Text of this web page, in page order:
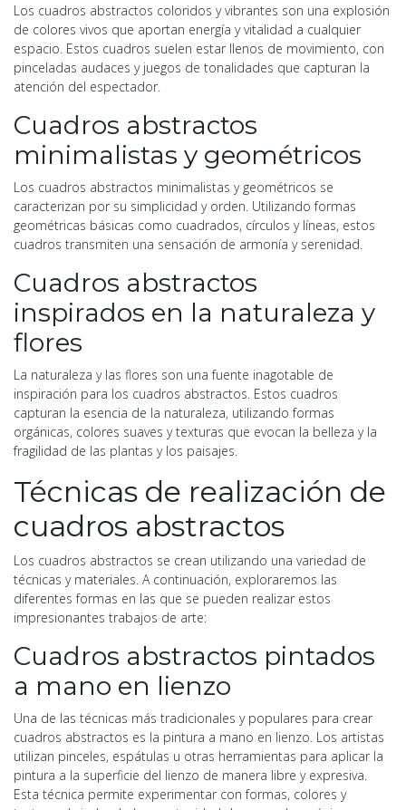
Los cuadros abstractos coloridos y vibrantes son una explosión
de colores vivos que aportan energía y vitalidad a cualquier
espacio. Estos cuadros suelen estar llenos de movimiento, con
pinceladas audaces y juegos de tonalidades que capturan la
atención del espectador.
Cuadros abstractos
minimalistas y geométricos
Los cuadros abstractos minimalistas y geométricos se
caracterizan por su simplicidad y orden. Utilizando formas
geométricas básicas como cuadrados, círculos y líneas, estos
cuadros transmiten una sensación de armonía y serenidad.
Cuadros abstractos
inspirados en la naturaleza y
flores
La naturaleza y las flores son una fuente inagotable de
inspiración para los cuadros abstractos. Estos cuadros
capturan la esencia de la naturaleza, utilizando formas
orgánicas, colores suaves y texturas que evocan la belleza y la
fragilidad de las plantas y los paisajes.
Técnicas de realización de
cuadros abstractos
Los cuadros abstractos se crean utilizando una variedad de
técnicas y materiales. A continuación, exploraremos las
diferentes formas en las que se pueden realizar estos
impresionantes trabajos de arte:
Cuadros abstractos pintados
a mano en lienzo
Una de las técnicas más tradicionales y populares para crear
cuadros abstractos es la pintura a mano en lienzo. Los artistas
utilizan pinceles, espátulas u otras herramientas para aplicar la
pintura a la superficie del lienzo de manera libre y expresiva.
Esta técnica permite experimentar con formas, colores y